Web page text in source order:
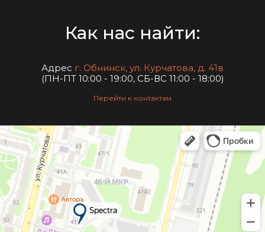
Как нас найти:
Адрес г. Обнинск, ул. Курчатова, д. 41в
(ПН-ПТ 10:00 - 19:00, СБ-ВС 11:00 - 18:00)
Перейти к контактам